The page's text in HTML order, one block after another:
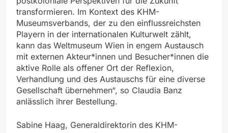
transformieren. Im Kontext des KHM-
Museumsverbands, der zu den einflussreichsten
Playern in der internationalen Kulturwelt zählt,
kann das Weltmuseum Wien in engem Austausch
mit externen Akteur*innen und Besucher*innen die
aktive Rolle als offener Ort der Reflexion,
Verhandlung und des Austauschs für eine diverse
Gesellschaft übernehmen“, so Claudia Banz
anlässlich ihrer Bestellung.
Sabine Haag, Generaldirektorin des KHM-